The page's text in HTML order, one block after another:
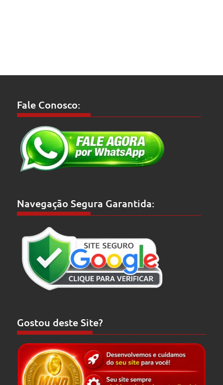
Fale Conosco:
Navegação Segura Garantida:
Gostou deste Site?